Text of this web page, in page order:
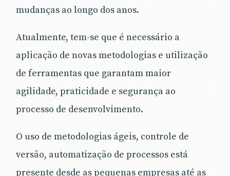
mudanças ao longo dos anos.
Atualmente, tem-se que é necessário a
aplicação de novas metodologias e utilização
de ferramentas que garantam maior
agilidade, praticidade e segurança ao
processo de desenvolvimento.
O uso de metodologias ágeis, controle de
versão, automatização de processos está
presente desde as pequenas empresas até as